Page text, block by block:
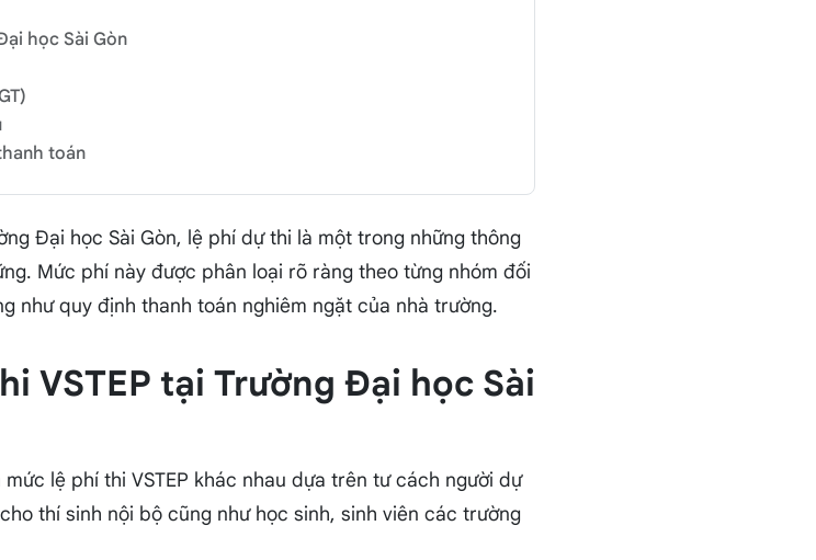
học Sài Gòn
toán
Đại học Sài Gòn, lệ phí dự thi là một trong những thông
Mức phí này được phân loại rõ ràng theo từng nhóm đối
như quy định thanh toán nghiêm ngặt của nhà trường.
VSTEP tại Trường Đại học Sài
lệ phí thi VSTEP khác nhau dựa trên tư cách người dự
thí sinh nội bộ cũng như học sinh, sinh viên các trường